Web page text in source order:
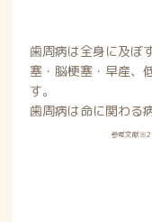
歯周病は全身に及ぼ
塞・脳梗塞・早産、
す。
歯周病は命に関わる
参考文献